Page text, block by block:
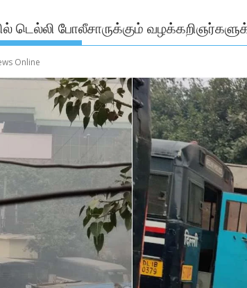
டெல்லி போலீசாருக்கும்
Online